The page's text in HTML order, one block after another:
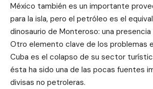
México también es un importante
para la isla, pero el petróleo es el
dinosaurio de Monteroso: una
Otro elemento clave de los problemas
Cuba es el colapso de su sector
ésta ha sido una de las pocas fuentes
divisas no petroleras.